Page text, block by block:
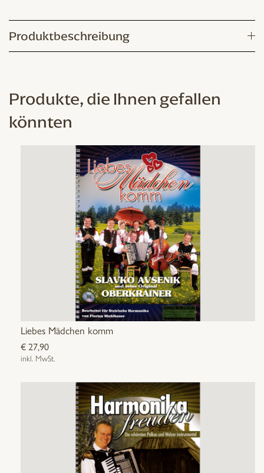
Oberkrainer
–
Die
Menge
Produktbeschreibung
Produkte, die Ihnen gefallen
könnten
Liebes Mädchen komm
€ 27,90
inkl. MwSt.